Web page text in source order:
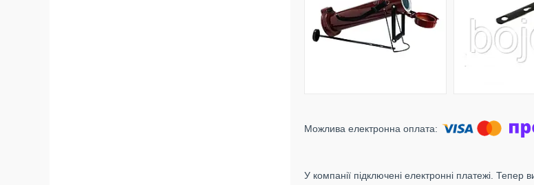
У компанії підключені електронні платежі.